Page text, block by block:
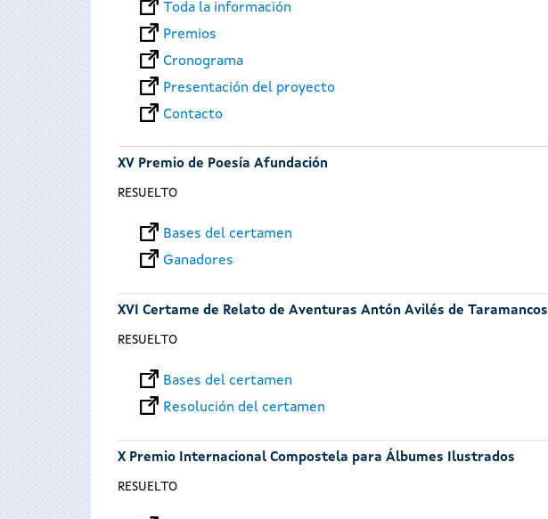
Toda la información
Premios
Cronograma
Presentación del proyecto
Contacto
XV Premio de Poesía Afundación
RESUELTO
Bases del certamen
Ganadores
XVI Certame de Relato de Aventuras Antón Avilés de Taramancos
RESUELTO
Bases del certamen
Resolución del certamen
X Premio Internacional Compostela para Álbumes Ilustrados
RESUELTO